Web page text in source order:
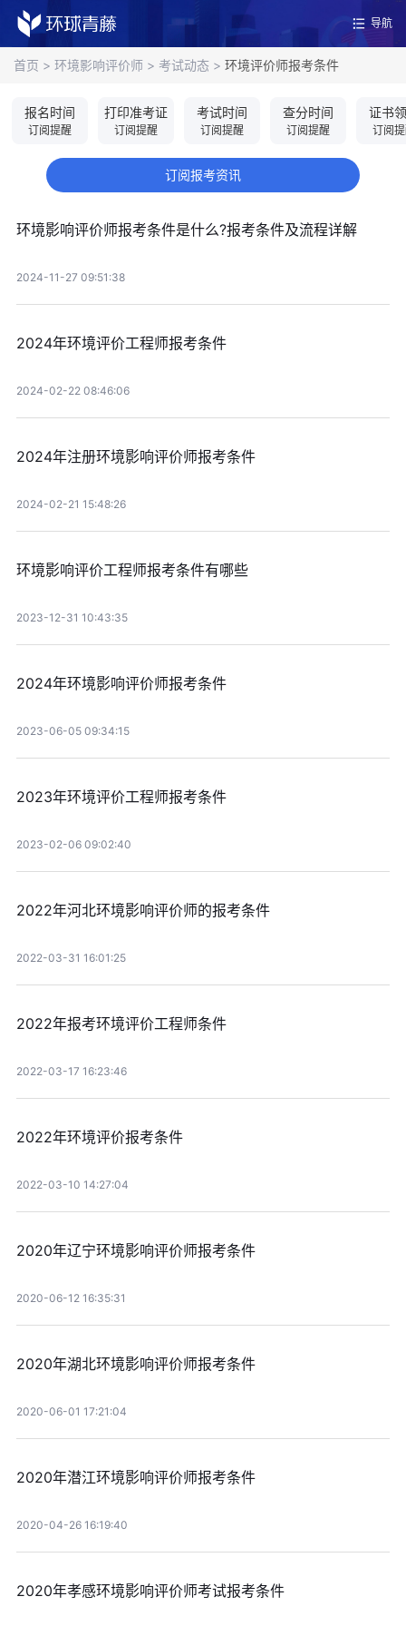
导航
首页 > 环境影响评价师 > 考试动态 > 环境评价师报考条件
报名时间
订阅提醒
打印准考证
订阅提醒
考试时间
订阅提醒
查分时间
订阅提醒
证书
订阅
订阅报考资讯
环境影响评价师报考条件是什么?报考条件及流程详解
2024-11-27 09:51:38
2024年环境评价工程师报考条件
2024-02-22 08:46:06
2024年注册环境影响评价师报考条件
2024-02-21 15:48:26
环境影响评价工程师报考条件有哪些
2023-12-31 10:43:35
2024年环境影响评价师报考条件
2023-06-05 09:34:15
2023年环境评价工程师报考条件
2023-02-06 09:02:40
2022年河北环境影响评价师的报考条件
2022-03-31 16:01:25
2022年报考环境评价工程师条件
2022-03-17 16:23:46
2022年环境评价报考条件
2022-03-10 14:27:04
2020年辽宁环境影响评价师报考条件
2020-06-12 16:35:31
2020年湖北环境影响评价师报考条件
2020-06-01 17:21:04
2020年潜江环境影响评价师报考条件
2020-04-26 16:19:40
2020年孝感环境影响评价师考试报考条件